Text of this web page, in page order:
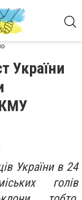
України
України в 24
голів